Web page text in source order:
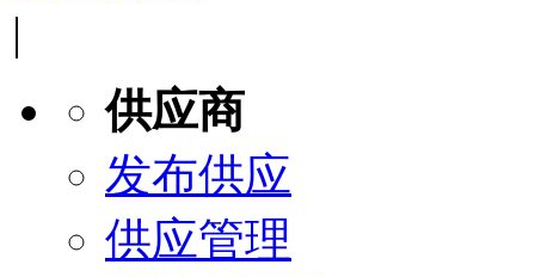
|
供应商
发布供应
供应管理